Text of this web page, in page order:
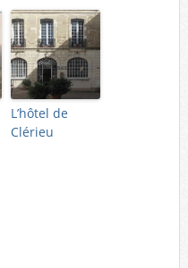
L’hôtel de
Clérieu